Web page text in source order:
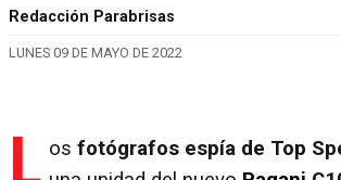
Redacción Parabrisas
LUNES 09 DE MAYO DE 2022
L os fotógrafos espía de Top